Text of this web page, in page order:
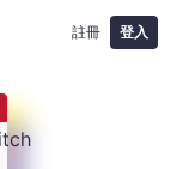
註冊 登入